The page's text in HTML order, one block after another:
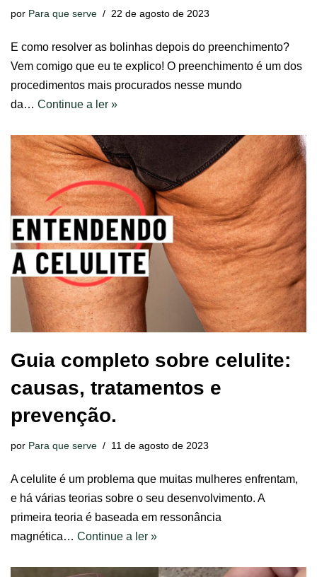
por Para que serve 22 de agosto de 2023
E como resolver as bolinhas depois do preenchimento?
Vem comigo que eu te explico! O preenchimento é um dos
procedimentos mais procurados nesse mundo
da… Continue a ler »
Guia completo sobre celulite:
causas, tratamentos e
prevenção.
por Para que serve 11 de agosto de 2023
A celulite é um problema que muitas mulheres enfrentam,
e há várias teorias sobre o seu desenvolvimento. A
primeira teoria é baseada em ressonância
magnética… Continue a ler »